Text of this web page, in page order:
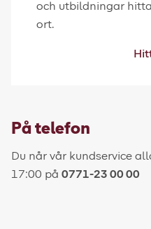
och utbildningar
ort.
På telefon
Du når vår kundservice
17:00 på 0771-23 00 00